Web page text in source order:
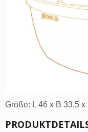
Größe: L 46 x B 33,5 x